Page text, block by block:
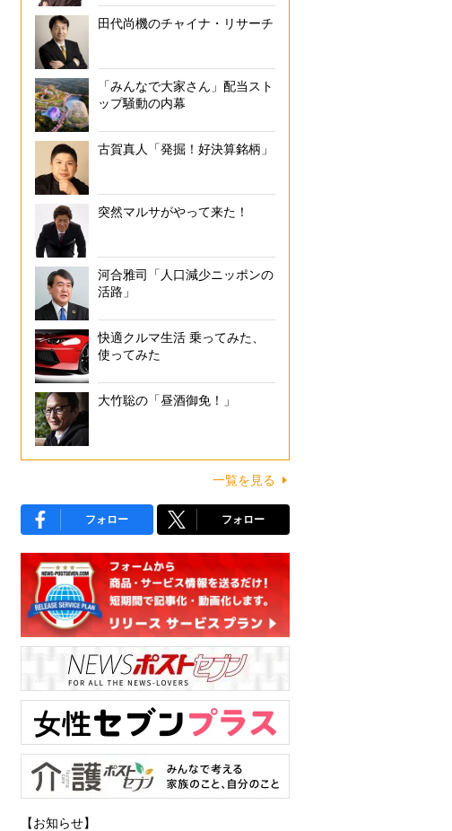
田代尚機のチャイナ・リサーチ
「みんなで大家さん」配当スト
ップ騒動の内幕
古賀真人「発掘！好決算銘柄」
突然マルサがやって来た！
河合雅司「人口減少ニッポンの
活路」
快適クルマ生活 乗ってみた、
使ってみた
大竹聡の「昼酒御免！」
一覧を見る
フォロー フォロー
【お知らせ】